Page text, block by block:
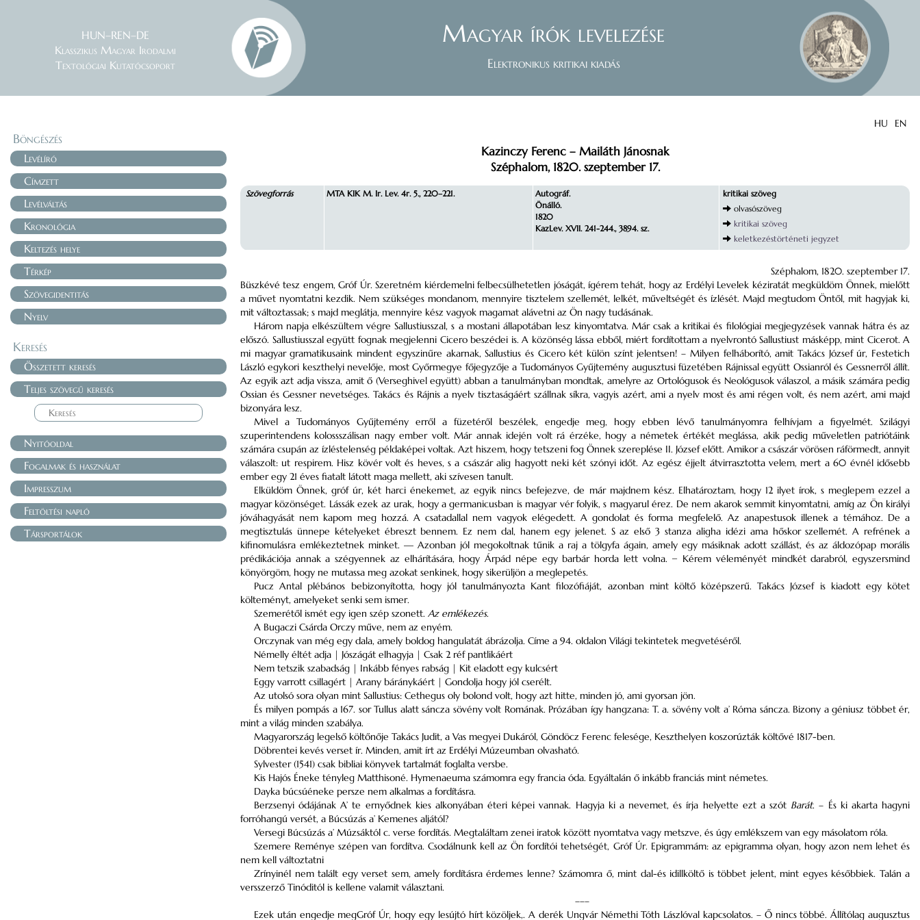
HUN–REN–DE
Klasszikus Magyar Irodalmi
Textológiai Kutatócsoport
Magyar írók levelezése
Elektronikus kritikai kiadás
HU EN
Böngészés
Levélíró
Címzett
Levélváltás
Kronológia
Keltezés helye
Térkép
Szövegidentitás
Nyelv
Keresés
Összetett keresés
Teljes szövegű keresés
Nyitóoldal
Fogalmak és használat
Impresszum
Feltöltési napló
Társportálok
Kazinczy Ferenc – Mailáth Jánosnak
Széphalom, 1820. szeptember 17.
Szövegforrás MTA KIK M. Ir. Lev. 4r. 5., 220–221.
Autográf.
Önálló.
1820
KazLev. XVII. 241-244., 3894. sz.
kritikai szöveg
olvasószöveg
kritikai szöveg
keletkezéstörténeti jegyzet
Széphalom, 1820. szeptember 17.
Büszkévé tesz engem, Gróf Úr. Szeretném kiérdemelni felbecsülhetetlen jóságát, ígérem tehát, hogy az Erdélyi Levelek kéziratát megküldöm Önnek, mielőtt
a művet nyomtatni kezdik. Nem szükséges mondanom, mennyire tisztelem szellemét, lelkét, műveltségét és ízlését. Majd megtudom Öntől, mit hagyjak ki,
mit változtassak; s majd meglátja, mennyire kész vagyok magamat alávetni az Ön nagy tudásának.
Három napja elkészültem végre Sallustiusszal, s a mostani állapotában lesz kinyomtatva. Már csak a kritikai és filológiai megjegyzések vannak hátra és az
előszó. Sallustiusszal együtt fognak megjelenni Cicero beszédei is. A közönség lássa ebből, miért fordítottam a nyelvrontó Sallustiust másképp, mint Cicerot. A
mi magyar gramatikusaink mindent egyszinűre akarnak, Sallustius és Cicero két külön színt jelentsen! – Milyen felháborító, amit Takács József úr, Festetich
László egykori keszthelyi nevelője, most Győrmegye főjegyzője a Tudományos Gyűjtemény augusztusi füzetében Rájnissal együtt Ossianról és Gessnerről állít.
Az egyik azt adja vissza, amit ő (Verseghivel együtt) abban a tanulmányban mondtak, amelyre az Ortológusok és Neológusok válaszol, a másik számára pedig
Ossian és Gessner nevetséges. Takács és Rájnis a nyelv tisztaságáért szállnak síkra, vagyis azért, ami a nyelv most és ami régen volt, és nem azért, ami majd
bizonyára lesz.
Mivel a Tudományos Gyűjtemény erről a füzetéről beszélek, engedje meg, hogy ebben lévő tanulmányomra felhívjam a figyelmét. Szilágyi
szuperintendens kolossszálisan nagy ember volt. Már annak idején volt rá érzéke, hogy a németek értékét meglássa, akik pedig műveletlen patriótáink
számára csupán az ízléstelenség példaképei voltak. Azt hiszem, hogy tetszeni fog Önnek szereplése II. József előtt. Amikor a császár vörösen ráförmedt, annyit
válaszolt: ut respirem. Hisz kövér volt és heves, s a császár alig hagyott neki két szónyi időt. Az egész éjjelt átvirrasztotta velem, mert a 60 évnél idősebb
ember egy 21 éves fiatalt látott maga mellett, aki szívesen tanult.
Elküldöm Önnek, gróf úr, két harci énekemet, az egyik nincs befejezve, de már majdnem kész. Elhatároztam, hogy 12 ilyet írok, s meglepem ezzel a
magyar közönséget. Lássák ezek az urak, hogy a germanicusban is magyar vér folyik, s magyarul érez. De nem akarok semmit kinyomtatni, amíg az Ön királyi
jóváhagyását nem kapom meg hozzá. A csatadallal nem vagyok elégedett. A gondolat és forma megfelelő. Az anapestusok illenek a témához. De a
megtisztulás ünnepe kételyeket ébreszt bennem. Ez nem dal, hanem egy jelenet. S az első 3 stanza aligha idézi ama hőskor szellemét. A refrének a
kifinomulásra emlékeztetnek minket. — Azonban jól megokoltnak tűnik a raj a tölgyfa ágain, amely egy másiknak adott szállást, és az áldozópap morális
prédikációja annak a szégyennek az elhárítására, hogy Árpád népe egy barbár horda lett volna. − Kérem véleményét mindkét darabról, egyszersmind
könyörgöm, hogy ne mutassa meg azokat senkinek, hogy sikerüljön a meglepetés.
Pucz Antal plébános bebizonyította, hogy jól tanulmányozta Kant filozófiáját, azonban mint költő középszerű. Takács József is kiadott egy kötet
költeményt, amelyeket senki sem ismer.
Szemerétől ismét egy igen szép szonett. Az emlékezés.
A Bugaczi Csárda Orczy műve, nem az enyém.
Orczynak van még egy dala, amely boldog hangulatát ábrázolja. Címe a 94. oldalon Világi tekintetek megvetéséről.
Némelly éltét adja | Jószágát elhagyja | Csak 2 réf pantlikáért
Nem tetszik szabadság | Inkább fényes rabság | Kit eladott egy kulcsért
Eggy varrott csillagért | Arany báránykáért | Gondolja hogy jól cserélt.
Az utolsó sora olyan mint Sallustius: Cethegus oly bolond volt, hogy azt hitte, minden jó, ami gyorsan jön.
És milyen pompás a 167. sor Tullus alatt sáncza sövény volt Romának. Prózában így hangzana: T. a. sövény volt a’ Róma sáncza. Bizony a géniusz többet ér,
mint a világ minden szabálya.
Magyarország legelső költőnője Takács Judit, a Vas megyei Dukáról, Göndöcz Ferenc felesége, Keszthelyen koszorúzták költővé 1817-ben.
Döbrentei kevés verset ír. Minden, amit írt az Erdélyi Múzeumban olvasható.
Sylvester (1541) csak bibliai könyvek tartalmát foglalta versbe.
Kis Hajós Éneke tényleg Matthisoné. Hymenaeuma számomra egy francia óda. Egyáltalán ő inkább franciás mint németes.
Dayka búcsúéneke persze nem alkalmas a fordításra.
Berzsenyi ódájának A’ te ernyődnek kies alkonyában éteri képei vannak. Hagyja ki a nevemet, és írja helyette ezt a szót Barát. – És ki akarta hagyni
forróhangú versét, a Búcsúzás a’ Kemenes aljától?
Versegi Búcsúzás a’ Múzsáktól c. verse fordítás. Megtaláltam zenei iratok között nyomtatva vagy metszve, és úgy emlékszem van egy másolatom róla.
Szemere Reménye szépen van fordítva. Csodálnunk kell az Ön fordítói tehetségét, Gróf Úr. Epigrammám: az epigramma olyan, hogy azon nem lehet és
nem kell változtatni
Zrínyinél nem talált egy verset sem, amely fordításra érdemes lenne? Számomra ő, mint dal-és idillköltő is többet jelent, mint egyes későbbiek. Talán a
versszerző Tinóditól is kellene valamit választani.
–––
Ezek után engedje megGróf Úr, hogy egy lesújtó hírt közöljek,. A derék Ungvár Némethi Tóth Lászlóval kapcsolatos. – Ő nincs többé. Állítólag augusztus